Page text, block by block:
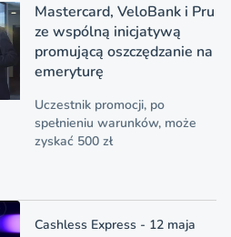
Mastercard, VeloBank i Pru
ze wspólną inicjatywą
promującą oszczędzanie na
emeryturę
Uczestnik promocji, po
spełnieniu warunków, może
zyskać 500 zł
Cashless Express - 12 maja